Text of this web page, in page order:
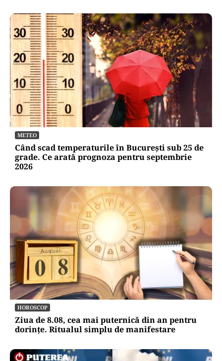
METEO
Când scad temperaturile în București sub 25 de
grade. Ce arată prognoza pentru septembrie
2026
HOROSCOP
Ziua de 8.08, cea mai puternică din an pentru
dorințe. Ritualul simplu de manifestare